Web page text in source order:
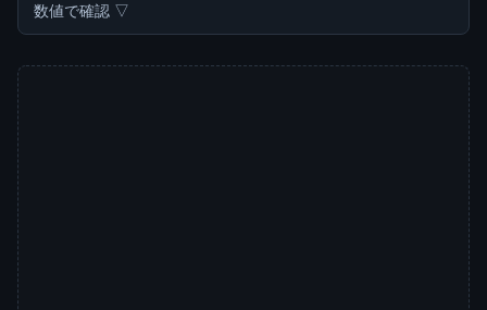
数値で確認 ▽